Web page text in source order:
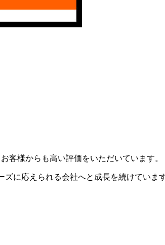
客様からも⾼い評価をいただいています。
に応えられる会社へと成⻑を続けています